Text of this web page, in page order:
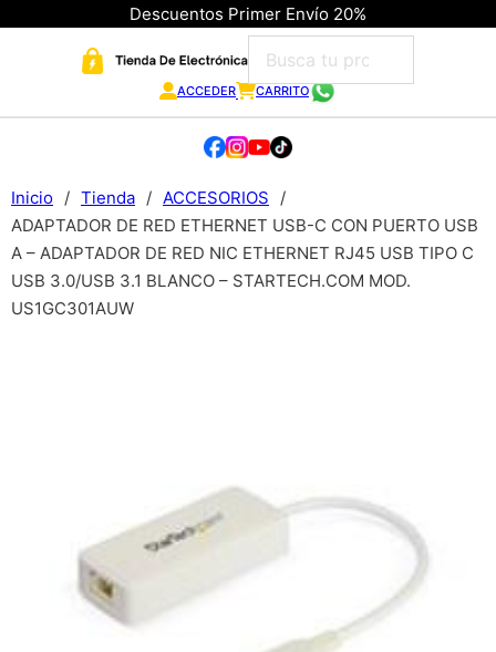
Descuentos Primer Envío 20%
ACCEDER CARRITO
Inicio / Tienda / ACCESORIOS
/
ADAPTADOR DE RED ETHERNET USB-C CON PUERTO USB
A – ADAPTADOR DE RED NIC ETHERNET RJ45 USB TIPO C
USB 3.0/USB 3.1 BLANCO – STARTECH.COM MOD.
US1GC301AUW